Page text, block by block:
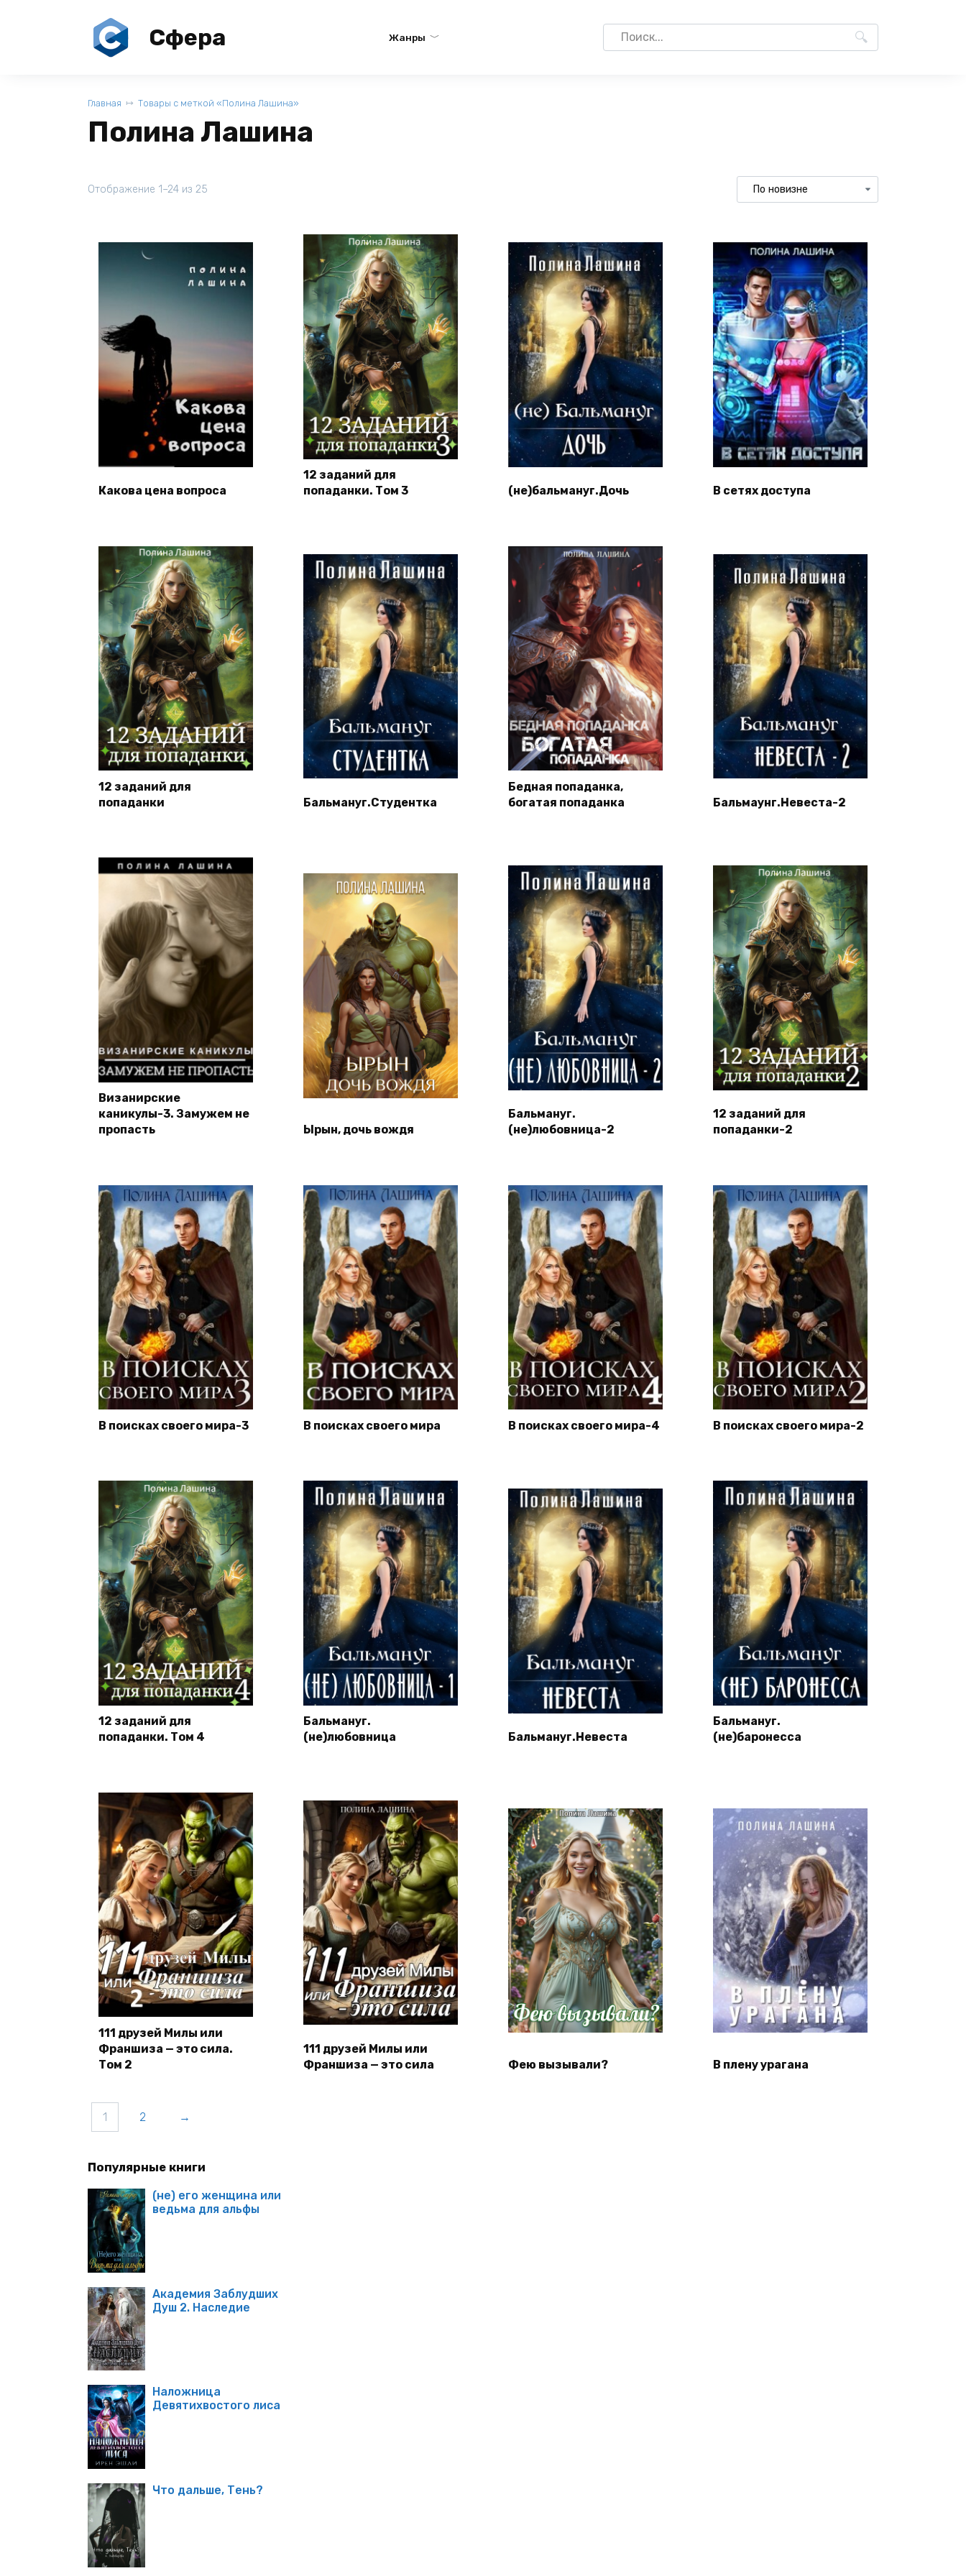
Сфера Жанры
Search
for:
Главная Товары с меткой «Полина Лашина»
Полина Лашина
Отображение 1–24 из 25
Какова цена вопроса
12 заданий для
попаданки. Том 3
(не)бальмануг.Дочь В сетях доступа
12 заданий для
попаданки
Бальмануг.Студентка
Бедная попаданка,
богатая попаданка
Бальмаунг.Невеста-2
Визанирские
каникулы-3. Замужем не
пропасть
Ырын, дочь вождя
Бальмануг.
(не)любовница-2
12 заданий для
попаданки-2
В поисках своего мира-3 В поисках своего мира В поисках своего мира-4 В поисках своего мира-2
12 заданий для
попаданки. Том 4
Бальмануг.
(не)любовница
Бальмануг.Невеста
Бальмануг.
(не)баронесса
111 друзей Милы или
Франшиза — это сила.
Том 2
111 друзей Милы или
Франшиза — это сила
Фею вызывали? В плену урагана
1 2 →
Популярные книги
(не) его женщина или
ведьма для альфы
Академия Заблудших
Душ 2. Наследие
Наложница
Девятихвостого лиса
Что дальше, Тень?